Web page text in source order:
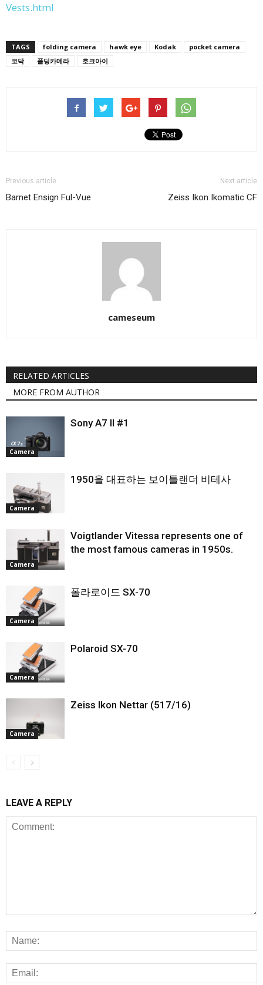
Vests.html
TAGS folding camera hawk eye Kodak
pocket camera
코닥
폴딩카메라 호크아이
Previous article
Barnet Ensign Ful-Vue
Next article
Zeiss Ikon Ikomatic CF
cameseum
RELATED ARTICLES
MORE FROM AUTHOR
Camera
Sony A7 II #1
Camera
1950을 대표하는 보이틀랜더 비테사
Camera
Voigtlander Vitessa represents one of
the most famous cameras in 1950s.
Camera
폴라로이드 SX-70
Camera
Polaroid SX-70
Camera
Zeiss Ikon Nettar (517/16)
LEAVE A REPLY